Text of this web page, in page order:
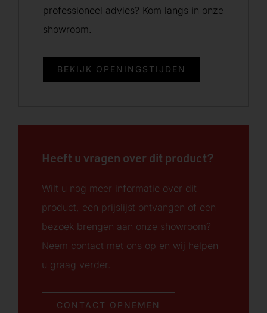
professioneel advies? Kom langs in onze
showroom.
BEKIJK OPENINGSTIJDEN
Heeft u vragen over dit product?
Wilt u nog meer informatie over dit
product, een prijslijst ontvangen of een
bezoek brengen aan onze showroom?
Neem contact met ons op en wij helpen
u graag verder.
CONTACT OPNEMEN